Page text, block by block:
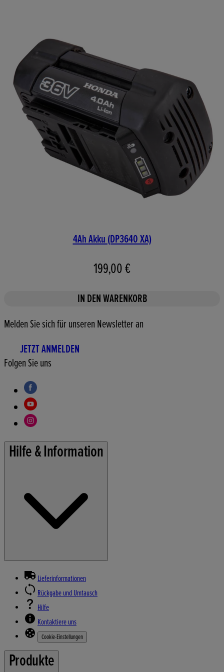
4Ah Akku (DP3640 XA)
199,00 €
IN DEN WARENKORB
Melden Sie sich für unseren Newsletter an
JETZT ANMELDEN
Folgen Sie uns
Hilfe & Information
Lieferinformationen
Rückgabe und Umtausch
Hilfe
Kontaktiere uns
Cookie-Einstellungen
Produkte